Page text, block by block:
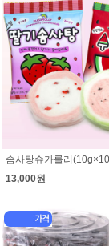
13,000원